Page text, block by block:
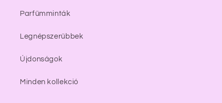
Parfümminták
Legnépszerűbbek
Újdonságok
Minden kollekció